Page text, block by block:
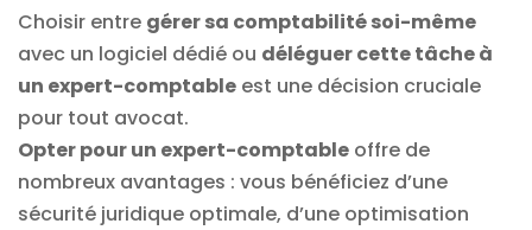
Choisir entre gérer sa comptabilité soi-même
avec un logiciel dédié ou déléguer cette tâche à
un expert-comptable est une décision cruciale
pour tout avocat.
Opter pour un expert-comptable offre de
nombreux avantages : vous bénéficiez d’une
sécurité juridique optimale, d’une optimisation